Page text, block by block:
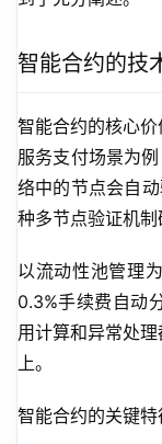
智能合约的技
智能合约的核心
服务支付场景为
络中的节点会自
种多节点验证机制
以流动性池管理
0.3%手续费自动
用计算和异常处
上。
智能合约的关键